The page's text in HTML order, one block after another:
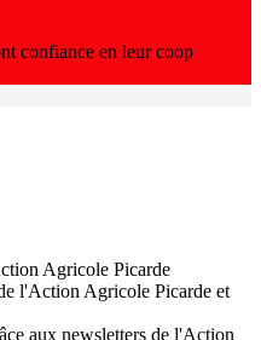
confiance en leur coop
Agricole Picarde
l'Action Agricole Picarde et
aux newsletters de l'Action